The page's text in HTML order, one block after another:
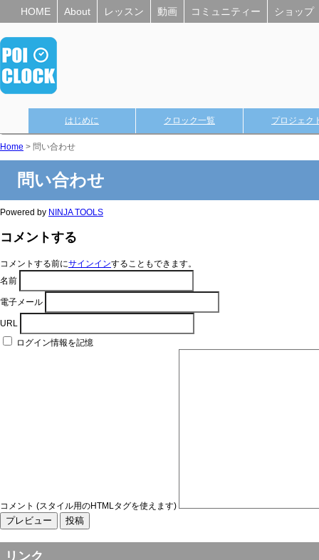
HOME About レッスン 動画 コミュニティー ショップ
はじめに クロック一覧 プロジェク
Home > 問い合わせ
問い合わせ
Powered by NINJA TOOLS
コメントする
コメントする前にサインインすることもできます。
名前
電子メール
URL
ログイン情報を記憶
コメント (スタイル用のHTMLタグを使えます)
リンク